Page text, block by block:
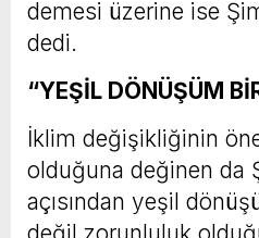
demesi üzerine ise
dedi.
“YEŞİL DÖNÜŞÜM
İklim değişikliğinin
olduğuna değinen da
açısından yeşil